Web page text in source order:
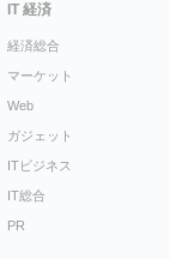
IT 経済
経済総合
マーケット
Web
ガジェット
ITビジネス
IT総合
PR